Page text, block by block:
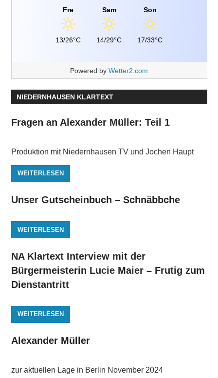
Fre
13/26°C
Sam
14/29°C
Son
17/33°C
Powered by Wetter2.com
NIEDERNHAUSEN KLARTEXT
Fragen an Alexander Müller: Teil 1
Produktion mit Niedernhausen TV und Jochen Haupt
WEITERLESEN
Unser Gutscheinbuch – Schnäbbche
WEITERLESEN
NA Klartext Interview mit der
Bürgermeisterin Lucie Maier – Frutig zum
Dienstantritt
WEITERLESEN
Alexander Müller
zur aktuellen Lage in Berlin November 2024